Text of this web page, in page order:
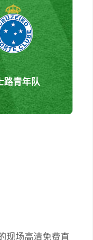
路青年队
现场高清免费直